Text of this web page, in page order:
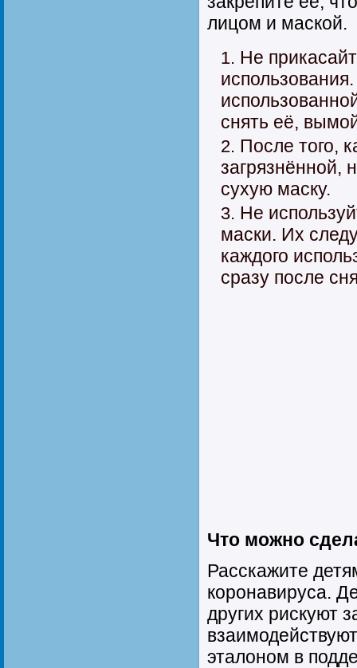
лицом и маской.
Не
снять её,
После того,
загрязнённой,
сухую маску.
Не
маски. Их
каждого
сразу после
Что можно
Расскажите
коронавируса.
других рискуют
эталоном в